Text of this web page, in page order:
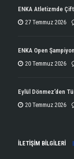
ENKA Atletizmde
27 Temmuz 2026
ENKA Open
20 Temmuz 2026
Eylül Dönmez’den
20 Temmuz 2026
İLETİŞİM BİLGİLERİ